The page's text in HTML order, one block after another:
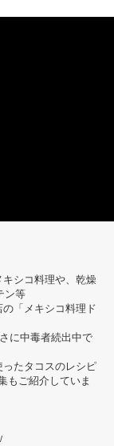
シコ料理や、乾燥
ン等
「メキシコ料理ド
に中毒者続出中で
たタコスのレシピ
もご紹介していま
/